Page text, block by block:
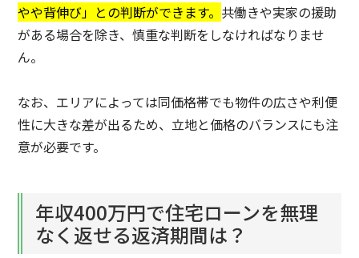
やや背伸び」との判断ができます。 共働きや実家の援助
がある場合を除き、慎重な判断をしなければなりませ
ん。
なお、エリアによっては同価格帯でも物件の広さや利便
性に大きな差が出るため、立地と価格のバランスにも注
意が必要です。
年収400万円で住宅ローンを無理
なく返せる返済期間は？